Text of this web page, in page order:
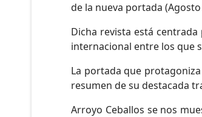
de la nueva portada
Dicha revista está
internacional entre los que
La portada que
resumen de su destacada
Arroyo Ceballos se nos